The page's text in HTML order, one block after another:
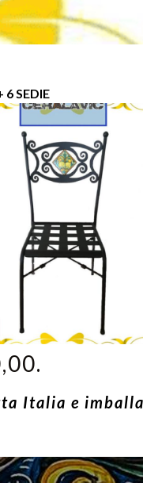
SEDIE
Italia e